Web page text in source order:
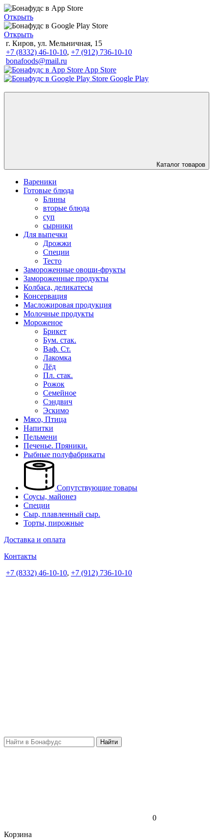
Открыть
Открыть
г. Киров, ул. Мельничная, 15
+7 (8332) 46-10-10, +7 (912) 736-10-10
bonafoods@mail.ru
App Store
Google Play
Каталог товаров
Вареники
Готовые блюда
Блины
вторые блюда
суп
сырники
Для выпечки
Дрожжи
Специи
Тесто
Замороженные овощи-фрукты
Замороженные продукты
Колбаса, деликатесы
Консервация
Масложировая продукция
Молочные продукты
Мороженое
Брикет
Бум. стак.
Ваф. Ст.
Лакомка
Лёд
Пл. стак.
Рожок
Семейное
Сэндвич
Эскимо
Мясо, Птица
Напитки
Пельмени
Печенье. Пряники.
Рыбные полуфабрикаты
Сопутствующие товары
Соусы, майонез
Специи
Сыр, плавленный сыр.
Торты, пирожные
Доставка и оплата
Контакты
+7 (8332) 46-10-10, +7 (912) 736-10-10
Найти
0
Корзина